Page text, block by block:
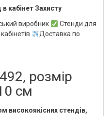
в кабінет Захисту
виробник
Стенди для
Доставка по
розмір
см
високоякісних стендів,